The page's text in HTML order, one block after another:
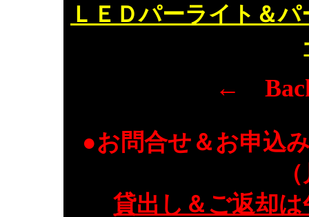
ＬＥＤパーライト＆
←
●お問合せ＆お申込
貸出し＆ご返却